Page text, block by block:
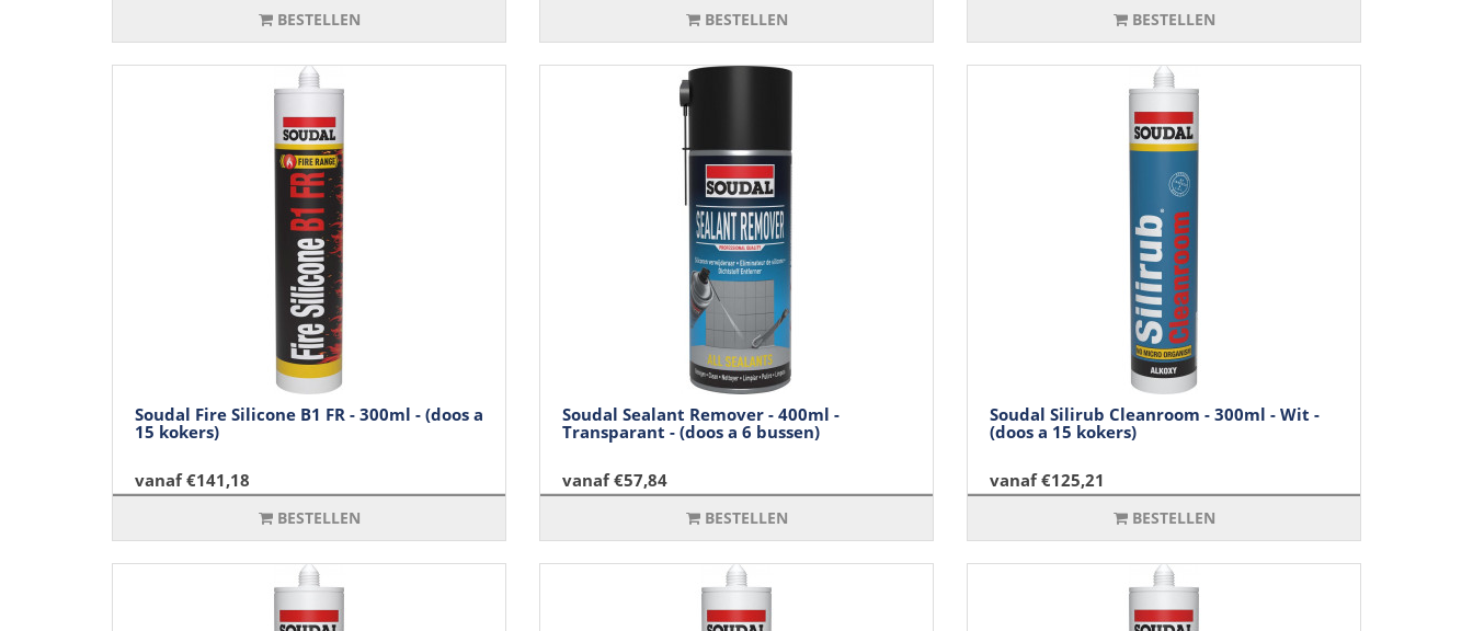
BESTELLEN BESTELLEN BESTELLEN
Soudal Fire Silicone B1 FR - 300ml - (doos a
15 kokers)
vanaf €141,18
BESTELLEN
Soudal Sealant Remover - 400ml -
Transparant - (doos a 6 bussen)
vanaf €57,84
BESTELLEN
Soudal Silirub Cleanroom - 300ml - Wit -
(doos a 15 kokers)
vanaf €125,21
BESTELLEN